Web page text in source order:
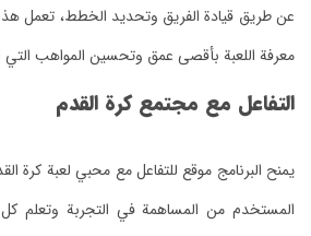
عن طريق قيادة الفريق وتحديد الخطط، تعمل
معرفة اللعبة بأقصى عمق وتحسين المواهب التي
التفاعل مع مجتمع كرة القدم
يمنح البرنامج موقع للتفاعل مع محبي لعبة كرة
المستخدم من المساهمة في التجربة وتعلم